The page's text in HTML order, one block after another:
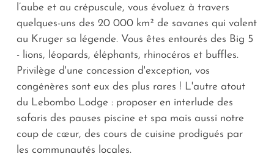
l’aube et au crépuscule, vous évoluez à travers
quelques-uns des 20 000 km² de savanes qui valent
au Kruger sa légende. Vous êtes entourés des Big 5
- lions, léopards, éléphants, rhinocéros et buffles.
Privilège d'une concession d'exception, vos
congénères sont eux des plus rares ! L'autre atout
du Lebombo Lodge : proposer en interlude des
safaris des pauses piscine et spa mais aussi notre
coup de cœur, des cours de cuisine prodigués par
les communautés locales.